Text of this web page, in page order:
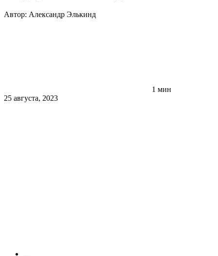
Автор: Александр Элькинд
1 мин
25 августа, 2023